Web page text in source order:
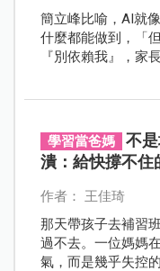
簡立峰比喻，AI就
什麼都能做到，「
『別依賴我』，家
學習當爸媽
不
潰：給快撐不住
作者： 王佳琦
那天帶孩子去補習
過不去。一位媽媽
氣，而是幾乎失控